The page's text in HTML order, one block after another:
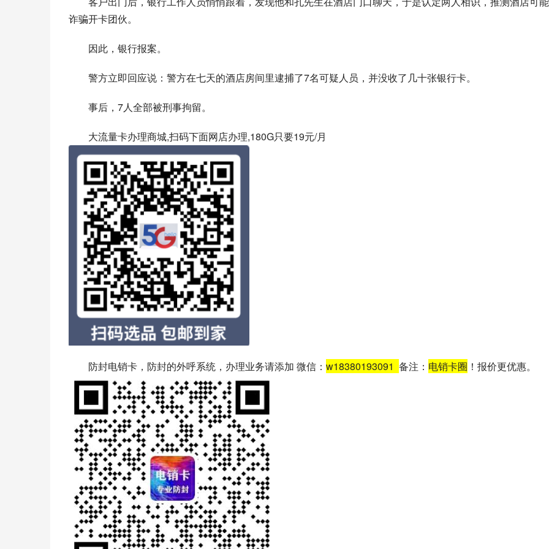
诈骗开卡团伙。
因此，银行报案。
警方立即回应说：警方在七天的酒店房间里逮捕了7名可疑人员，并没收了几十张银行卡。
事后，7人全部被刑事拘留。
大流量卡办理商城,扫码下面网店办理,180G只要19元/月
防封电销卡，防封的外呼系统，办理业务请添加 微信： w18380193091 备注： 电销卡圈 ！报价更优惠。